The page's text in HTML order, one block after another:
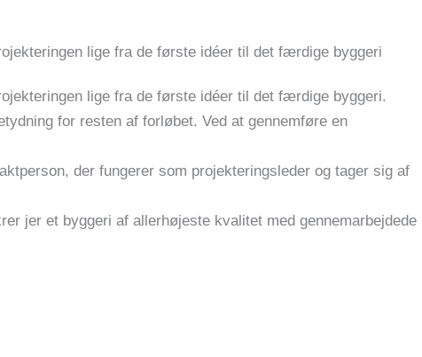
lige fra de første idéer til det færdige byggeri
lige fra de første idéer til det færdige byggeri.
for resten af forløbet. Ved at gennemføre en
der fungerer som projekteringsleder og tager sig af
jer et byggeri af allerhøjeste kvalitet med gennemarbejdede